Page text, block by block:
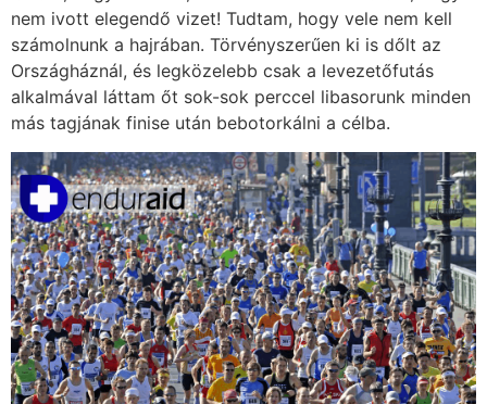
nem ivott elegendő vizet! Tudtam, hogy vele nem kell
számolnunk a hajrában. Törvényszerűen ki is dőlt az
Országháznál, és legközelebb csak a levezetőfutás
alkalmával láttam őt sok-sok perccel libasorunk minden
más tagjának finise után bebotorkálni a célba.